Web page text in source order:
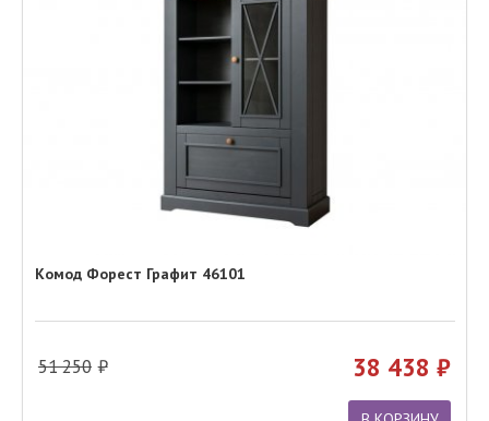
Комод Форест Графит 46101
51 250 38 438